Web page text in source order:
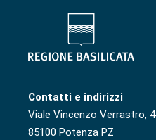
Contatti e indirizzi
Viale Vincenzo Verrastro, 4
85100 Potenza PZ